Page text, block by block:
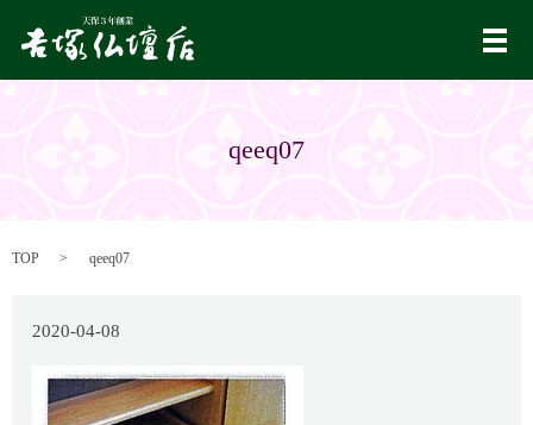
メ
qeeq07
TOP qeeq07
2020-04-08